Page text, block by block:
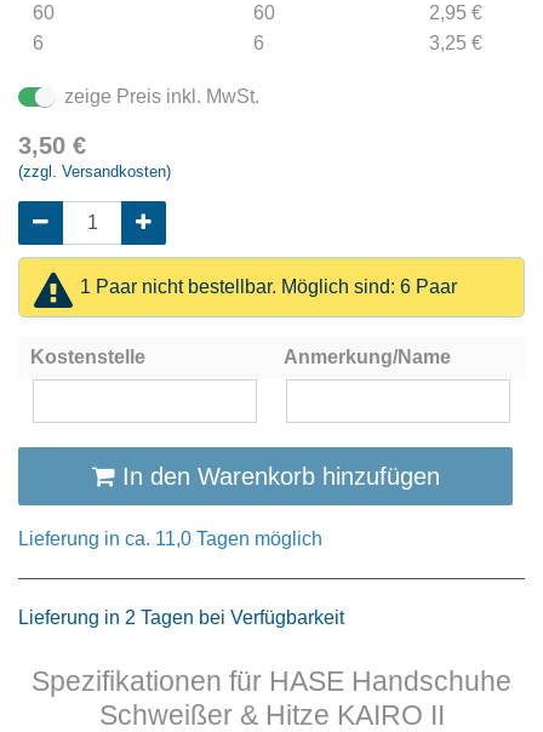
60
60
2,95 €
6
6 3,25 €
zeige Preis inkl. MwSt.
3,50 €
(zzgl. Versandkosten)
1 Paar nicht bestellbar. Möglich sind: 6 Paar
Kostenstelle Anmerkung/Name
In den Warenkorb hinzufügen
Lieferung in ca. 11,0 Tagen möglich
Lieferung in 2 Tagen bei Verfügbarkeit
Spezifikationen für HASE Handschuhe
Schweißer & Hitze KAIRO II